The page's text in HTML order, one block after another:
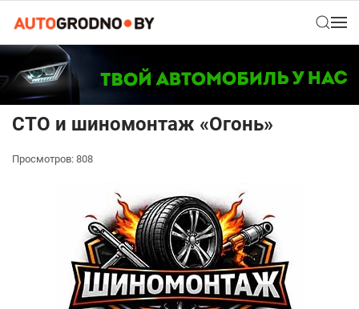
СТО и шиномонтаж «Огонь»
Просмотров: 808